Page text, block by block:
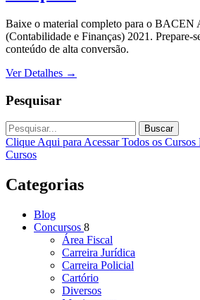
Baixe o material completo para o BACEN
(Contabilidade e Finanças) 2021. Prepare-
conteúdo de alta conversão.
Ver Detalhes →
Pesquisar
Buscar
Clique Aqui para Acessar Todos os Cursos
Cursos
Categorias
Blog
Concursos 8
Área Fiscal
Carreira Jurídica
Carreira Policial
Cartório
Diversos